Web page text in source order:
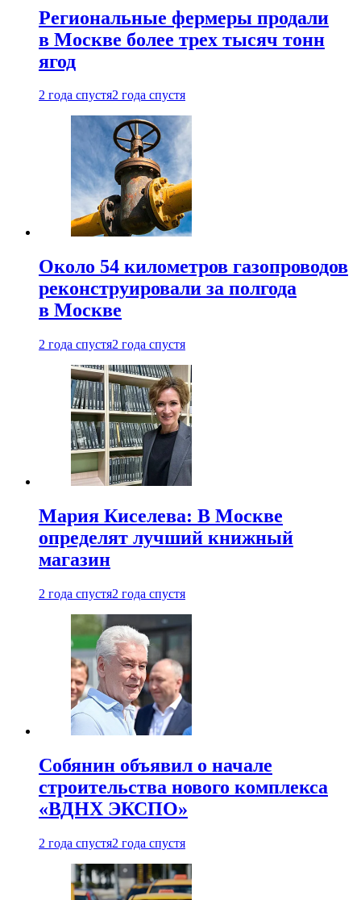
Региональные фермеры продали
в Москве более трех тысяч тонн
ягод
2 года спустя2 года спустя
Около 54 километров газопроводов
реконструировали за полгода
в Москве
2 года спустя2 года спустя
Мария Киселева: В Москве
определят лучший книжный
магазин
2 года спустя2 года спустя
Собянин объявил о начале
строительства нового комплекса
«ВДНХ ЭКСПО»
2 года спустя2 года спустя